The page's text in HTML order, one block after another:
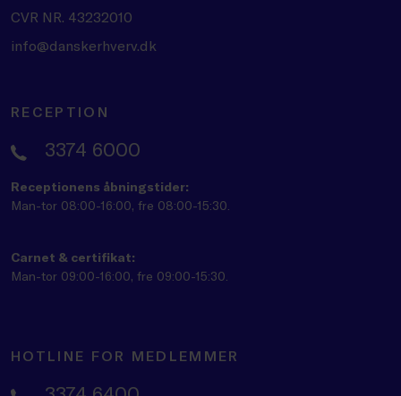
CVR NR. 43232010
info@danskerhverv.dk
RECEPTION
3374 6000
Receptionens åbningstider:
Man-tor 08:00-16:00, fre 08:00-15:30.
Carnet & certifikat:
Man-tor 09:00-16:00, fre 09:00-15:30.
HOTLINE FOR MEDLEMMER